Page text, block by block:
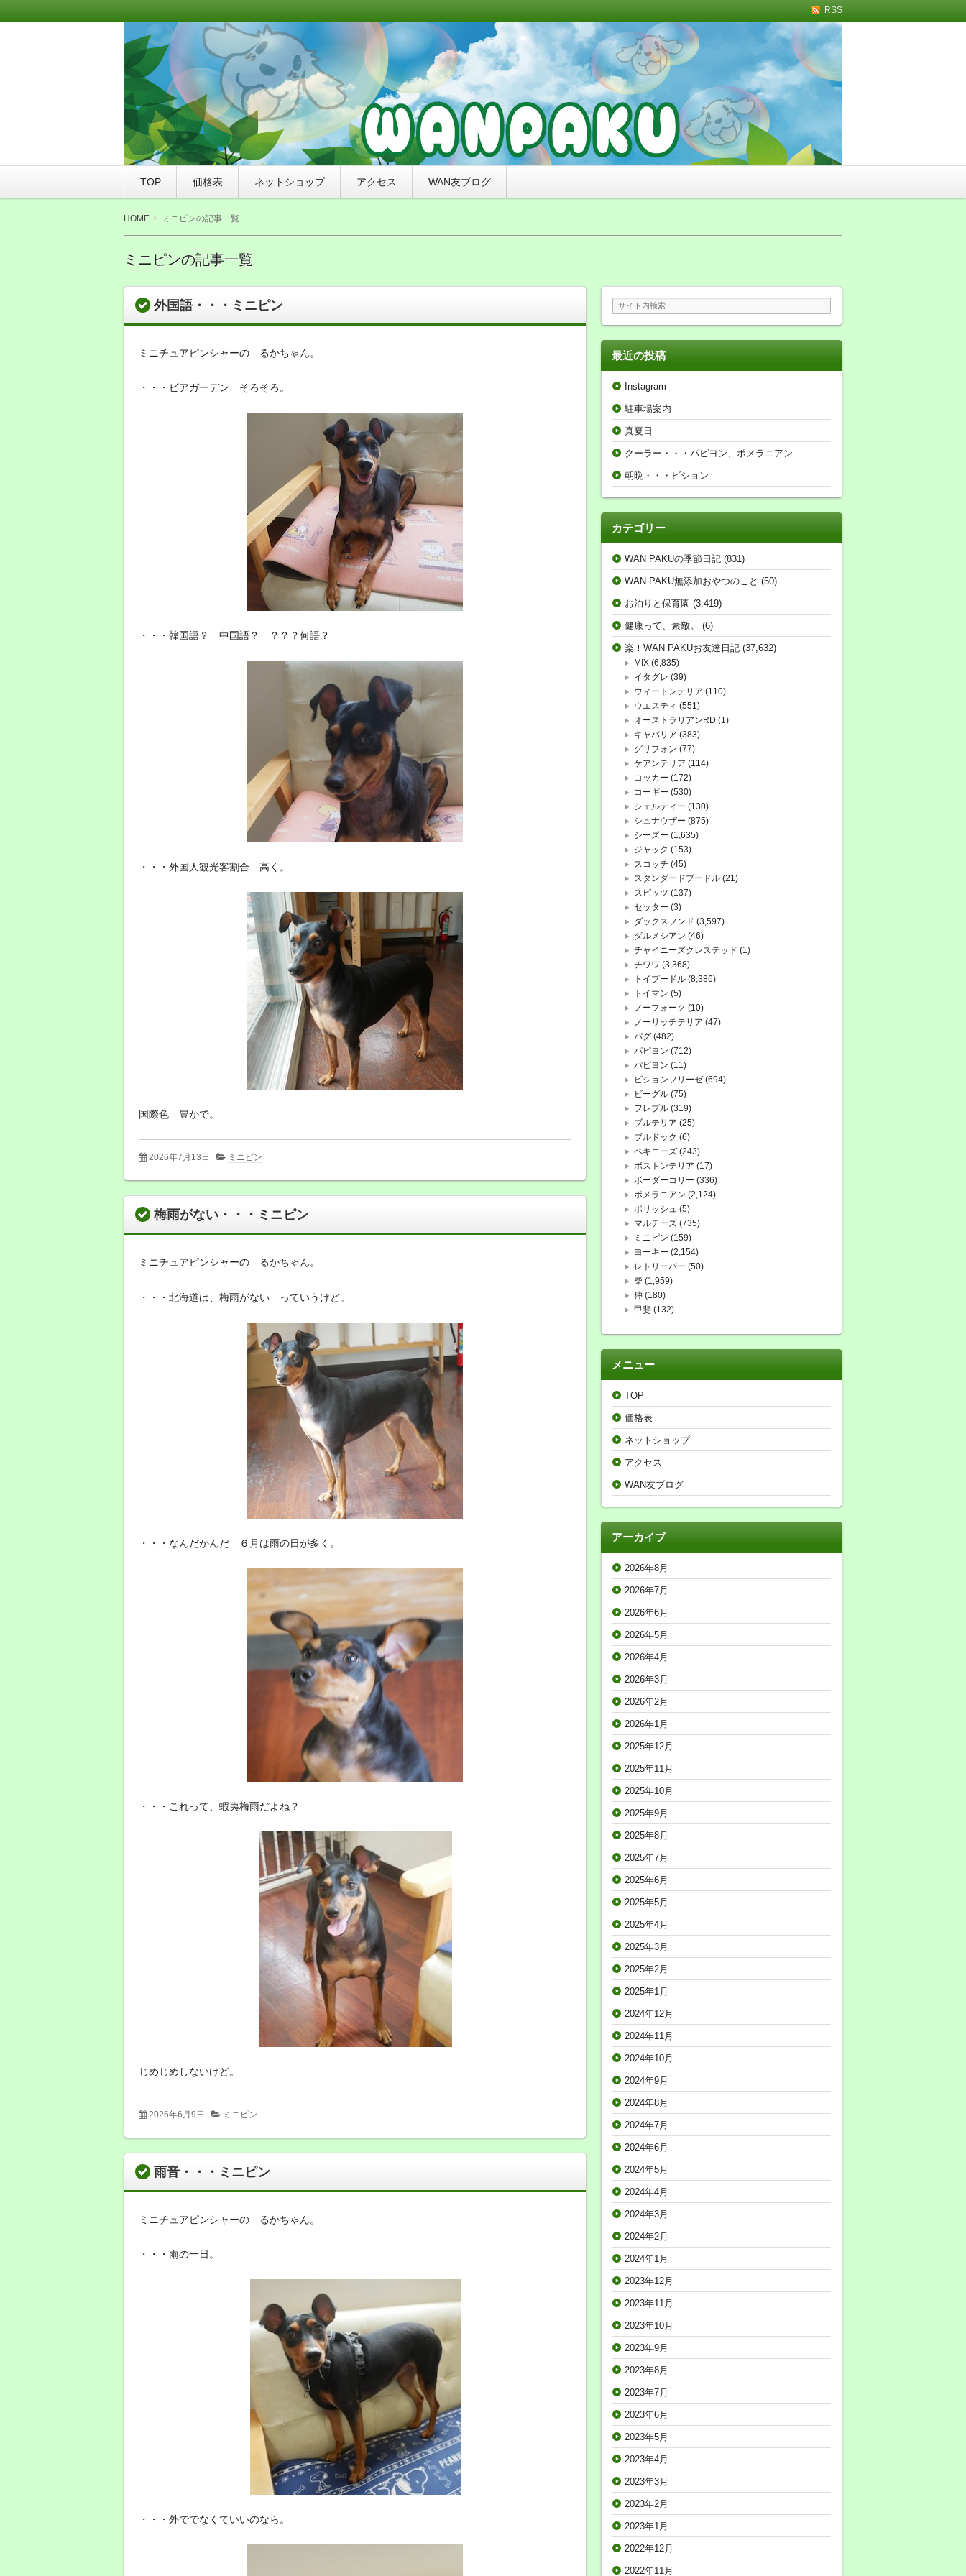
RSS
WAN友ブログ（ご来店感謝ブログ）〜札幌市豊平区の犬トリミング・無添加おや
つ店WANPAKU（わんぱく）
このサイトは、札幌市豊平区にあるトリミングと無添加おやつ、ナチュラルドッグフードのお店
WANPAKU（わんぱく）にご来店されたわんちゃんをご紹介していくブログです。
TOP 価格表 ネットショップ アクセス WAN友ブログ
HOME ミニピンの記事一覧
ミニピンの記事一覧
外国語・・・ミニピン
ミニチュアピンシャーの るかちゃん。
・・・ビアガーデン そろそろ。
・・・韓国語？ 中国語？ ？？？何語？
・・・外国人観光客割合 高く。
国際色 豊かで。
2026年7月13日 ミニピン
梅雨がない・・・ミニピン
ミニチュアピンシャーの るかちゃん。
・・・北海道は、梅雨がない っていうけど。
・・・なんだかんだ ６月は雨の日が多く。
・・・これって、蝦夷梅雨だよね？
じめじめしないけど。
2026年6月9日 ミニピン
雨音・・・ミニピン
ミニチュアピンシャーの るかちゃん。
・・・雨の一日。
・・・外ででなくていいのなら。
最近の投稿
Instagram
駐車場案内
真夏日
クーラー・・・パピヨン、ポメラニアン
朝晩・・・ビション
カテゴリー
WAN PAKUの季節日記 (831)
WAN PAKU無添加おやつのこと (50)
お泊りと保育園 (3,419)
健康って、素敵。 (6)
楽！WAN PAKUお友達日記 (37,632)
MIX (6,835)
イタグレ (39)
ウィートンテリア (110)
ウエスティ (551)
オーストラリアンRD (1)
キャバリア (383)
グリフォン (77)
ケアンテリア (114)
コッカー (172)
コーギー (530)
シェルティー (130)
シュナウザー (875)
シーズー (1,635)
ジャック (153)
スコッチ (45)
スタンダードプードル (21)
スピッツ (137)
セッター (3)
ダックスフンド (3,597)
ダルメシアン (46)
チャイニーズクレステッド (1)
チワワ (3,368)
トイプードル (8,386)
トイマン (5)
ノーフォーク (10)
ノーリッチテリア (47)
パグ (482)
パピヨン (712)
パピヨン (11)
ビションフリーゼ (694)
ビーグル (75)
フレブル (319)
ブルテリア (25)
ブルドック (6)
ペキニーズ (243)
ボストンテリア (17)
ボーダーコリー (336)
ポメラニアン (2,124)
ポリッシュ (5)
マルチーズ (735)
ミニピン (159)
ヨーキー (2,154)
レトリーバー (50)
柴 (1,959)
狆 (180)
甲斐 (132)
メニュー
TOP
価格表
ネットショップ
アクセス
WAN友ブログ
アーカイブ
2026年8月
2026年7月
2026年6月
2026年5月
2026年4月
2026年3月
2026年2月
2026年1月
2025年12月
2025年11月
2025年10月
2025年9月
2025年8月
2025年7月
2025年6月
2025年5月
2025年4月
2025年3月
2025年2月
2025年1月
2024年12月
2024年11月
2024年10月
2024年9月
2024年8月
2024年7月
2024年6月
2024年5月
2024年4月
2024年3月
2024年2月
2024年1月
2023年12月
2023年11月
2023年10月
2023年9月
2023年8月
2023年7月
2023年6月
2023年5月
2023年4月
2023年3月
2023年2月
2023年1月
2022年12月
2022年11月